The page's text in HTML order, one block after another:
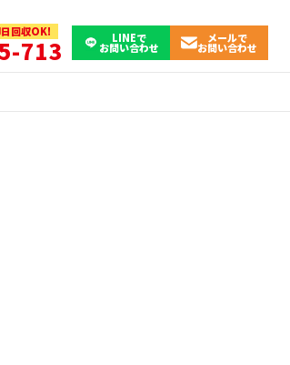
回収OK!
713 LINEで
お問い合わせ
メールで
お問い合わせ